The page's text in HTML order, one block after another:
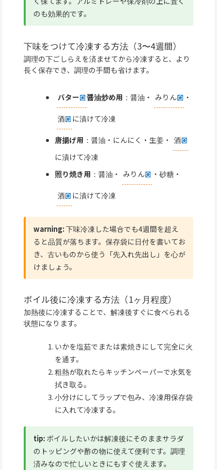
のも効果的です。
下味をつけて冷凍する方法（3〜4週間）
調理の下ごしらえを済ませてから冷凍すると、より
長く保存でき、調理の手間も省けます。
バター 醤油炒め用 ：醤油・ みりん ・
酒 に漬けて冷凍
唐揚げ用 ：醤油・にんにく・生姜・ 酒
に漬けて冷凍
照り焼き用 ：醤油・ みりん ・砂糖・
酒 に漬けて冷凍
warning:下味冷凍した場合でも4週間を超え
ると品質が落ちます。保存袋に日付を書いてお
き、古いものから使う「先入れ先出し」を心が
けましょう。
ボイル後に冷凍する方法（1ヶ月程度）
加熱後に冷凍することで、解凍後すぐに食べられる
状態になります。
いかを塩茹でまたは素焼きにして完全に火
を通す。
粗熱が取れたらキッチンペーパーで水気を
拭き取る。
小分けにしてラップで包み、冷凍用保存袋
に入れて冷凍する。
tip:ボイルしたいかは解凍後にそのままサラダ
のトッピングや酢の物に使えて便利です。調理
済みなので忙しいときにもすぐ使えます。